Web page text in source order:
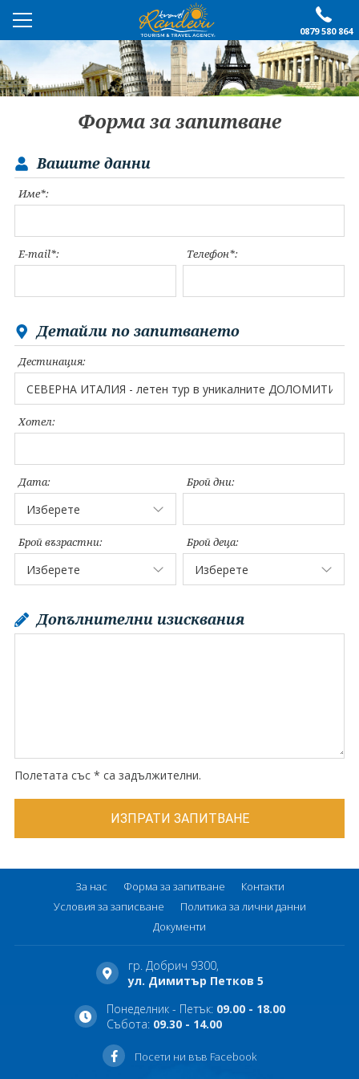
0879 580 864
ПРЕПОРЪЧАНО
ЕКСКУРЗИИ
ПОЧИВКИ
ОЩЕ
Контакти
Условия за записване
Политика за лични
Документи
Форма за запитване
Вашите данни
Име*:
E-mail*: Телефон*:
Детайли по запитването
Дестинация:
Хотел:
Дата: Брой дни:
Брой възрастни: Брой деца:
Допълнителни изисквания
Полетата със * са задължителни.
За нас Форма за запитване
Контакти
Условия за записване
Политика за лични данни
Документи
гр. Добрич 9300,
ул. Димитър Петков 5
Понеделник - Петък: 09.00 - 18.00
Събота: 09.30 - 14.00
Посети ни във Facebook